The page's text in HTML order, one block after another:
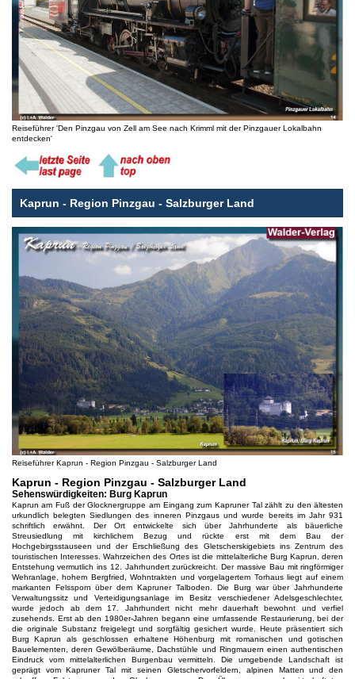
Reiseführer 'Den Pinzgau von Zell am See nach Krimml mit der Pinzgauer Lokalbahn
entdecken'
Kaprun - Region Pinzgau - Salzburger Land
Reiseführer Kaprun - Region Pinzgau - Salzburger Land
Kaprun - Region Pinzgau - Salzburger Land
Sehenswürdigkeiten: Burg Kaprun
Kaprun am Fuß der Glocknergruppe am Eingang zum Kapruner Tal zählt zu den ältesten
urkundlich belegten Siedlungen des inneren Pinzgaus und wurde bereits im Jahr 931
schriftlich erwähnt. Der Ort entwickelte sich über Jahrhunderte als bäuerliche
Streusiedlung mit kirchlichem Bezug und rückte erst mit dem Bau der
Hochgebirgsstauseen und der Erschließung des Gletscherskigebiets ins Zentrum des
touristischen Interesses. Wahrzeichen des Ortes ist die mittelalterliche Burg Kaprun, deren
Entstehung vermutlich ins 12. Jahrhundert zurückreicht. Der massive Bau mit ringförmiger
Wehranlage, hohem Bergfried, Wohntrakten und vorgelagertem Torhaus liegt auf einem
markanten Felssporn über dem Kapruner Talboden. Die Burg war über Jahrhunderte
Verwaltungssitz und Verteidigungsanlage im Besitz verschiedener Adelsgeschlechter,
wurde jedoch ab dem 17. Jahrhundert nicht mehr dauerhaft bewohnt und verfiel
zusehends. Erst ab den 1980er-Jahren begann eine umfassende Restaurierung, bei der
die originale Substanz freigelegt und sorgfältig gesichert wurde. Heute präsentiert sich
Burg Kaprun als geschlossen erhaltene Höhenburg mit romanischen und gotischen
Bauelementen, deren Gewölberäume, Dachstühle und Ringmauern einen authentischen
Eindruck vom mittelalterlichen Burgenbau vermitteln. Die umgebende Landschaft ist
geprägt vom Kapruner Tal mit seinen Gletschervorfeldern, alpinen Matten und den